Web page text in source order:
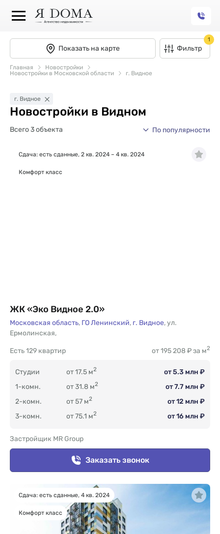
Показать на карте Фильтр
1
Главная
Новостройки
Новостройки в Московской области
г. Видное
г. Видное
Новостройки в Видном
Всего 3 объекта По популярности
ЖК «Эко Видное 2.0»
Московская область, ГО Ленинский, г. Видное,ул.
Ермолинская,
129 квартир
Есть от 195 208 ₽ за м2
Студии от 17.5 м2
от 5.3 млн ₽
1-комн.
от 31.8 м2
от 7.7 млн ₽
2-комн.
от 57 м2
от 12 млн ₽
3-комн.
от 75.1 м2 от 16 млн ₽
Застройщик MR Group
Заказать звонок
Сдача: есть сданные, 2 кв. 2024 – 4 кв. 2024
Комфорт класс
Сдача: есть сданные, 4 кв. 2024
Комфорт класс